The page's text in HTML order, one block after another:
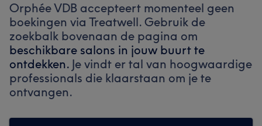
Orphée VDB accepteert momenteel geen
boekingen via Treatwell. Gebruik de
zoekbalk bovenaan de pagina om
beschikbare salons in jouw buurt te
ontdekken. Je vindt er tal van hoogwaardige
professionals die klaarstaan om je te
ontvangen.